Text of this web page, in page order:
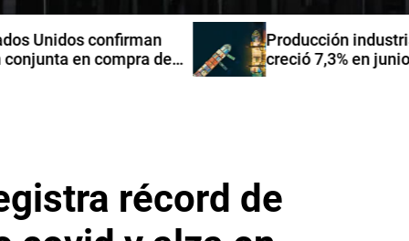
Producción industrial de la India
creció 7,3% en junio de 2026
récord de